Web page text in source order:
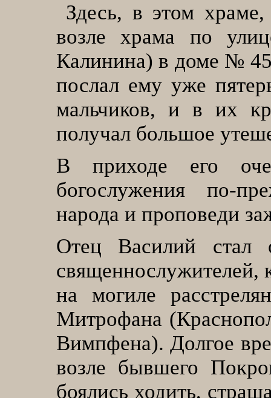
Здесь, в этом
возле храма по
Калинина) в доме №
послал ему уже
мальчиков, и в их
получал большое
В приходе его
богослужения по-
народа и проповеди
Отец Василий стал
священнослужителей,
на могиле
Митрофана
Вимпфена). Долгое
возле бывшего
боялись ходить,